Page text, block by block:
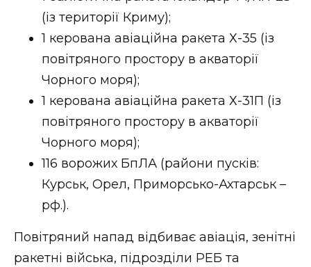
ВІДЕО
(із території Криму);
1 керована авіаційна ракета Х-35 (із
повітряного простору в акваторії
Чорного моря);
1 керована авіаційна ракета Х-31П (із
повітряного простору в акваторії
Чорного моря);
116 ворожих БпЛА (райони пусків:
Курськ, Орел, Приморсько-Ахтарськ –
рф.).
Повітряний напад відбиває авіація, зенітні
ракетні війська, підрозділи РЕБ та